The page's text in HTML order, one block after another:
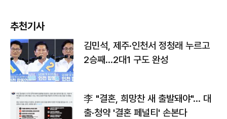
추천기사
김민석, 제주·인천서 정청래 누르고
2승째…2대1 구도 완성
李 "결혼, 희망찬 새 출발돼야"… 대
출·청약 '결혼 페널티' 손본다